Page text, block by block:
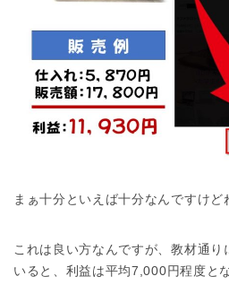
まぁ十分といえば十分なんですけど
これは良い方なんですが、教材通り
いると、利益は平均7,000円程度と